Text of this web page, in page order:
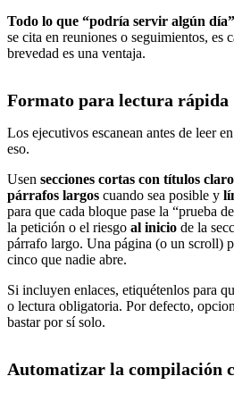
Todo lo que “podría servir algún
se cita en reuniones o seguimientos, es
brevedad es una ventaja.
Formato para lectura rápida
Los ejecutivos escanean antes de leer
eso.
Usen secciones cortas con títulos
párrafos largos cuando sea posible y
para que cada bloque pase la “prueba
la petición o el riesgo al inicio de la
párrafo largo. Una página (o un scroll)
cinco que nadie abre.
Si incluyen enlaces, etiquétenlos para
o lectura obligatoria. Por defecto,
bastar por sí solo.
Automatizar la compilación